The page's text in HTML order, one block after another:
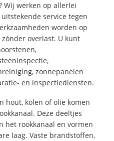
Wij werken op allerlei
service tegen
worden op
overlast. U kunt
zonnepanelen
en inspectiediensten.
hout, kolen of olie komen
Deze deeltjes
het rookkanaal en vormen
laag. Vaste brandstoffen,